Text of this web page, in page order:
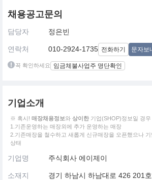
채용공고문의
담당자 정은빈
연락처 010-2924-1735 전화하기 문자보
꼭 확인하세요 임금체불사업주 명단확인
기업소개
※ 혹시! 매장채용정보와 상이한 기업(SHOP)정보일 경우
1.기존운영하는 매장외에 추가 운영하는 매장
2.기존매장을 철수하고 새롭게 신규매장을 오픈했으나
상태
기업명 주식회사 에이제이
소재지 경기 하남시 하남대로 426 201호